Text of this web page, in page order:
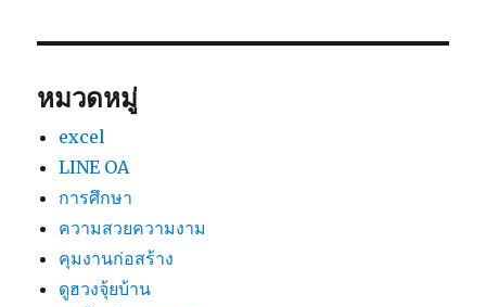
หมวดหมู่
excel
LINE OA
การศึกษา
ความสวยความงาม
คุมงานก่อสร้าง
ดูฮวงจุ้ยบ้าน